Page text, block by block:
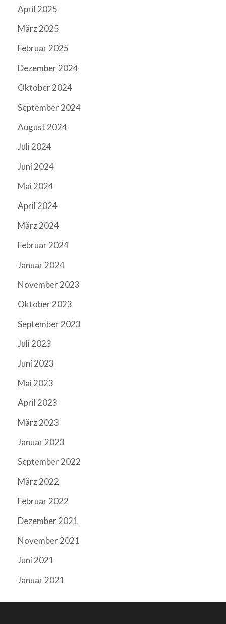
April 2025
März 2025
Februar 2025
Dezember 2024
Oktober 2024
September 2024
August 2024
Juli 2024
Juni 2024
Mai 2024
April 2024
März 2024
Februar 2024
Januar 2024
November 2023
Oktober 2023
September 2023
Juli 2023
Juni 2023
Mai 2023
April 2023
März 2023
Januar 2023
September 2022
März 2022
Februar 2022
Dezember 2021
November 2021
Juni 2021
Januar 2021